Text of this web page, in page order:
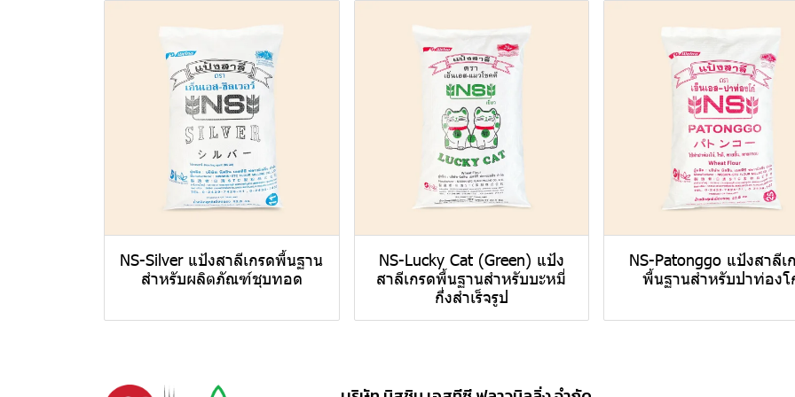
NS-Silver แป้งสาลีเกรดพื้นฐาน
สำหรับผลิตภัณฑ์ชุบทอด
NS-Lucky Cat (Green) แป้ง
สาลีเกรดพื้นฐานสำหรับบะหมี่
กึ่งสำเร็จรูป
NS-Patonggo แป้งสาลีเ
พื้นฐานสำหรับปาท่องโ